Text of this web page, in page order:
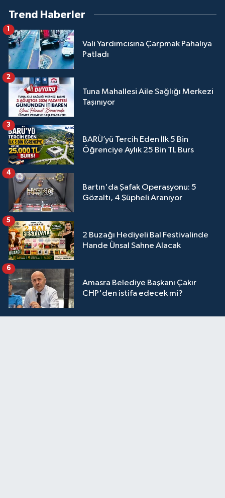
Trend Haberler
Vali Yardımcısına Çarpmak Pahalıya
Patladı
1
Tuna Mahallesi Aile Sağlığı Merkezi
Taşınıyor
2
BARÜ’yü Tercih Eden İlk 5 Bin
Öğrenciye Aylık 25 Bin TL Burs
3
Bartın'da Şafak Operasyonu: 5
Gözaltı, 4 Şüpheli Aranıyor
4
2 Buzağı Hediyeli Bal Festivalinde
Hande Ünsal Sahne Alacak
5
Amasra Belediye Başkanı Çakır
CHP'den istifa edecek mi?
6